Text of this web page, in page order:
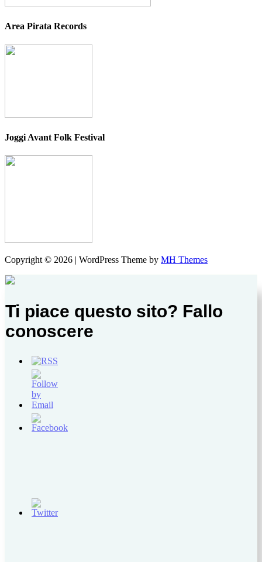
Area Pirata Records
Joggi Avant Folk Festival
Copyright © 2026 | WordPress Theme by MH Themes
Ti piace questo sito? Fallo
conoscere